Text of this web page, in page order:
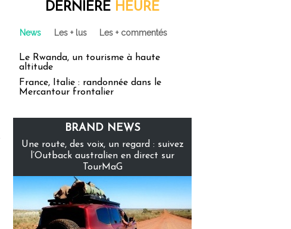
DERNIÈRE HEURE
News Les + lus Les + commentés
Le Rwanda, un tourisme à haute
altitude
France, Italie : randonnée dans le
Mercantour frontalier
BRAND NEWS
Une route, des voix, un regard : suivez
l’Outback australien en direct sur
TourMaG